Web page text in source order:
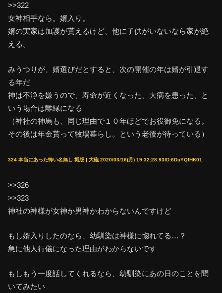
>>322
女神相手なら。婿入り。
婿の実家は加護が貰えるけど、他に子供がいないなら家が絶
える。
みうつりが、婿選びだとすると、次の開催の年は婿が引退す
る年だ
神は不浄を嫌うので、寿命が近くなった、大病を患った、と
いう場合は離縁になる
（神社の神馬も、同じ理由で１０年ほどでお役御免になる。
その後は年金貰って牧場暮らし。という老後が待っている）
324 本当にあった怖い名無し 垢版 | 大砲 2020/03/16(月) 19:32:28.93ID:6DuYQlHK01
>>326
>>323
神社の神様が女神か男神かわからないんですけど
もし婿入りしたのなら、幼馴染は神様に惚れてる…？
急に他人行儀になった理由がわからないです
もしもう一度話してくれるなら、幼馴染にあの日のことを聞
いてみたい